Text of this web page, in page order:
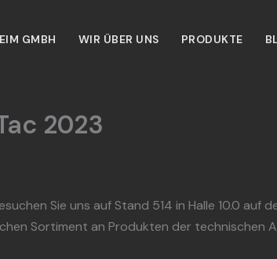
GMBH WIR ÜBER UNS PRODUKTE
2023
Sie uns auf Stand 514 in Halle 10.0 auf
Sortiment an Produkten der technischen